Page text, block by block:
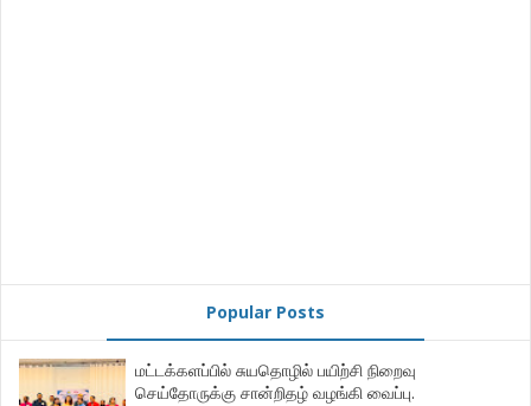
Popular Posts
மட்டக்களப்பில் சுயதொழில் பயிற்சி நிறைவு
செய்தோருக்கு சான்றிதழ் வழங்கி வைப்பு.